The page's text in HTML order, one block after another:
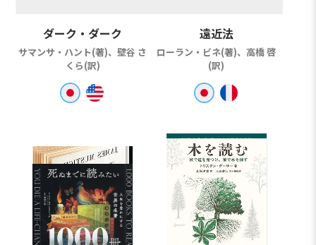
ダーク・ダーク
サマンサ・ハント(著)、壁谷 さ
くら(訳)
遠近法
ローラン・ビネ(著)、高橋 啓
(訳)